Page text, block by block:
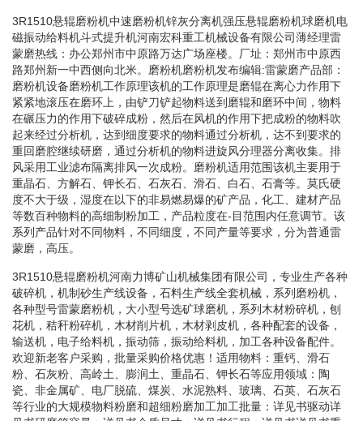
3R1510悬辊磨粉机中速磨粉机锌灰分离机强压悬辊磨粉机球磨机电
磁振动给料机斗式提升机河南宏科重工机械设备有限公司薄经理雷
蒙磨热线：办公郑州市中原路万达广场座楼。厂址：郑州市中原西
路郑州新一中西侧向北米。磨粉机磨粉机发布编辑:雷蒙磨产品部：
磨粉机设备磨粉机工作原理该机的工作原理是磨辊在离心力作用下
紧紧地滚压在磨环上，由铲刀铲起物料送到磨辊和磨环中间，物料
在碾压力的作用下破碎成粉，然后在风机的作用下把成粉的物料吹
起来经过分析机，达到细度要求的物料通过分析机，达不到要求的
重回磨腔继续研磨，通过分析机的物料进旋风分理器分离收集。排
风采用工业滤布隔离排风一次成粉。磨粉机适用范围该机主要用于
重晶石、方解石、钾长石、石灰石、滑石、白石、石膏等。莫氏硬
度不大于级，湿度在以下的非易燃易爆的矿产品，化工、建材产品
等数百种物料的高细制粉加工，产品粒度在-目范围内任意调节。该
系列产品针对不同物料，不同细度，不同产量等要求，分为普通雷
蒙磨，高压。
3R1510悬辊磨粉机河南力博矿山机械集团有限公司，专业生产各种
破碎机，机制砂生产线设备，石料生产线全套机械，系列磨粉机，
各种型号雷蒙磨粉机，大小型号选矿球磨机，系列木材粉碎机，刨
花机，秸秆粉碎机，木材削片机，木材剥皮机，各种配套的设备，
输送机，电子给料机，振动筛，振动给料机，加工各种设备配件。
欢迎新老客户采购，批量采购价格优惠！适用物料：重钙、滑石
粉、石灰粉、高岭土、膨润土、重晶石、钾长石等应用领域：陶
瓷、非金属矿、电厂脱硫、煤炭、水泥熟料、玻璃、石英、石灰石
等行业的大规模物料粉磨和超细粉磨加工加工批量：详见书驱动详